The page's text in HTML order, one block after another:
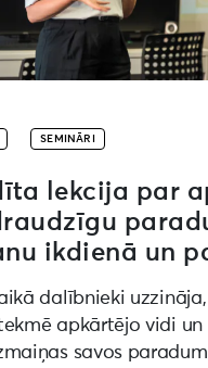
SEMINĀRI
lekcija par
ikdienā un
dalībnieki
apkārtējo vidi un
savos